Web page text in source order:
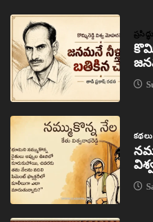
కథలు